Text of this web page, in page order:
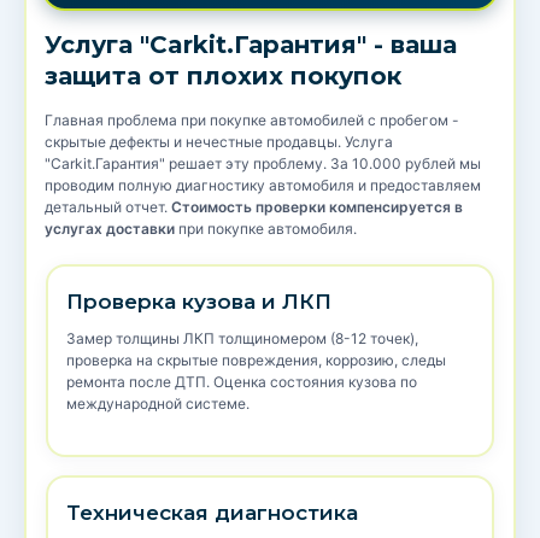
Услуга "Carkit.Гарантия" - ваша
защита от плохих покупок
Главная проблема при покупке автомобилей с пробегом -
скрытые дефекты и нечестные продавцы. Услуга
"Carkit.Гарантия" решает эту проблему. За 10.000 рублей мы
проводим полную диагностику автомобиля и предоставляем
детальный отчет. Стоимость проверки компенсируется в
услугах доставки при покупке автомобиля.
Проверка кузова и ЛКП
Замер толщины ЛКП толщиномером (8-12 точек),
проверка на скрытые повреждения, коррозию, следы
ремонта после ДТП. Оценка состояния кузова по
международной системе.
Техническая диагностика